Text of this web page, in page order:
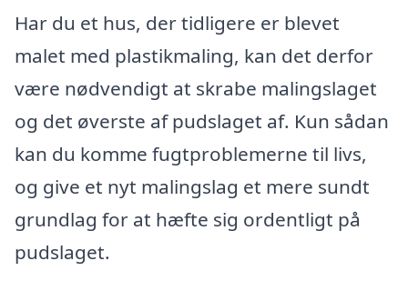
Har du et hus, der tidligere er blevet
malet med plastikmaling, kan det derfor
være nødvendigt at skrabe malingslaget
og det øverste af pudslaget af. Kun sådan
kan du komme fugtproblemerne til livs,
og give et nyt malingslag et mere sundt
grundlag for at hæfte sig ordentligt på
pudslaget.